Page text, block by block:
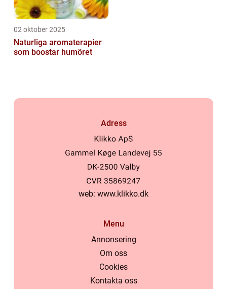
02 oktober 2025
Naturliga aromaterapier
som boostar humöret
Adress
web: www.klikko.dk
Menu
Annonsering
Om oss
Cookies
Kontakta oss